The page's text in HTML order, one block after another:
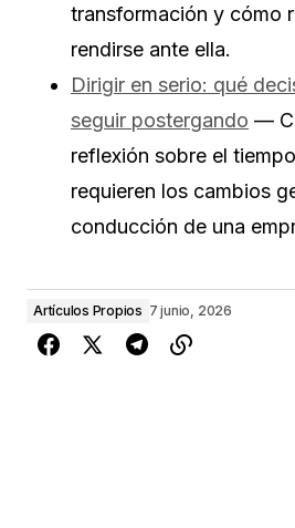
transformación y cómo
rendirse ante ella.
Dirigir en serio: qué
seguir postergando —
reflexión sobre el
requieren los cambios
conducción de una
Artículos Propios 7 junio, 2026